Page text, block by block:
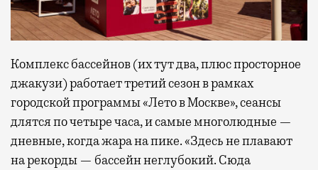
Комплекс бассейнов (их тут два, плюс просторное
джакузи) работает третий сезон в рамках
городской программы «Лето в Москве», сеансы
длятся по четыре часа, и самые многолюдные —
дневные, когда жара на пике. «Здесь не плавают
на рекорды — бассейн неглубокий. Сюда